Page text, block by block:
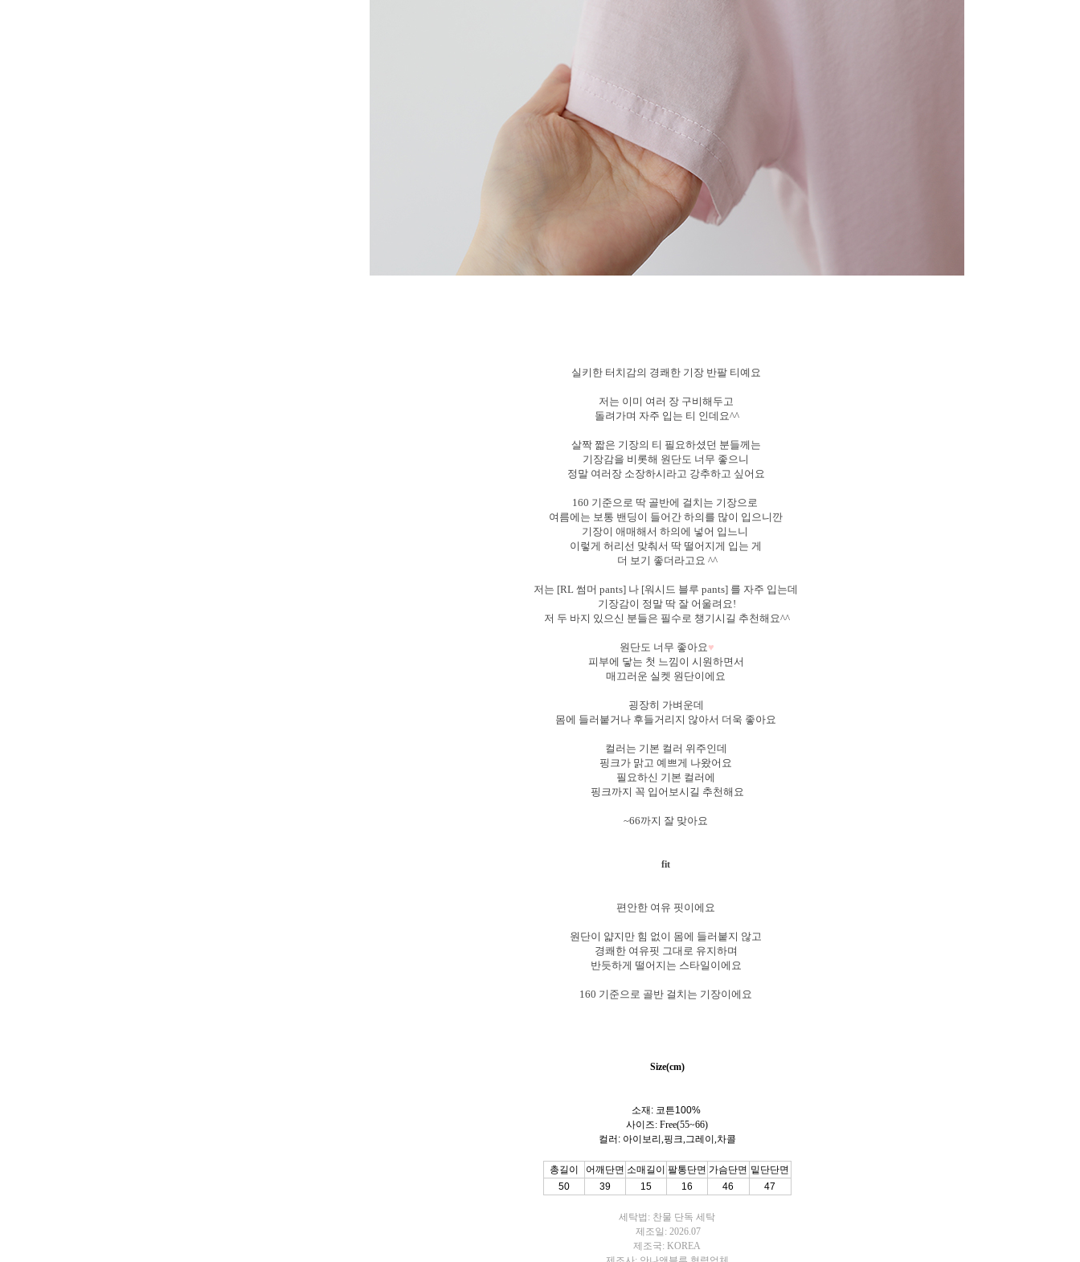
실키한 터치감의 경쾌한 기장 반팔 티예요
저는 이미 여러 장 구비해두고
돌려가며 자주 입는 티 인데요^^
살짝 짧은 기장의 티 필요하셨던 분들께는
기장감을 비롯해 원단도 너무 좋으니
정말 여러장 소장하시라고 강추하고 싶어요
160 기준으로 딱 골반에 걸치는 기장으로
여름에는 보통 밴딩이 들어간 하의를 많이 입으니깐
기장이 애매해서 하의에 넣어 입느니
이렇게 허리선 맞춰서 딱 떨어지게 입는 게
더 보기 좋더라고요 ^^
저는 [RL 썸머 pants] 나 [워시드 블루 pants] 를 자주 입는데
기장감이 정말 딱 잘 어울려요!
저 두 바지 있으신 분들은 필수로 챙기시길 추천해요^^
원단도 너무 좋아요♥
피부에 닿는 첫 느낌이 시원하면서
매끄러운 실켓 원단이에요
굉장히 가벼운데
몸에 들러붙거나 후들거리지 않아서 더욱 좋아요
컬러는 기본 컬러 위주인데
핑크가 맑고 예쁘게 나왔어요
필요하신 기본 컬러에
핑크까지 꼭 입어보시길 추천해요
~66까지 잘 맞아요
fit
편안한 여유 핏이에요
원단이 얇지만 힘 없이 몸에 들러붙지 않고
경쾌한 여유핏 그대로 유지하며
반듯하게 떨어지는 스타일이에요
160 기준으로 골반 걸치는 기장이에요
Size(cm)
소재: 코튼100%
사이즈: Free(55~66)
컬러: 아이보리,핑크,그레이,차콜
총길이 어깨단면 소매길이 팔통단면 가슴단면 밑단단면
50
39 15 16 46 47
세탁법: 찬물 단독 세탁
제조일: 2026.07
제조국: KOREA